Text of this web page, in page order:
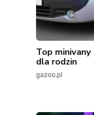
Top
dla rodzin
gazoo.pl